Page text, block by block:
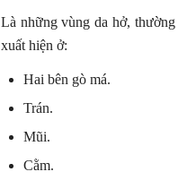
Là những vùng da hở,
xuất hiện ở:
Hai bên gò má.
Trán.
Mũi.
Cằm.